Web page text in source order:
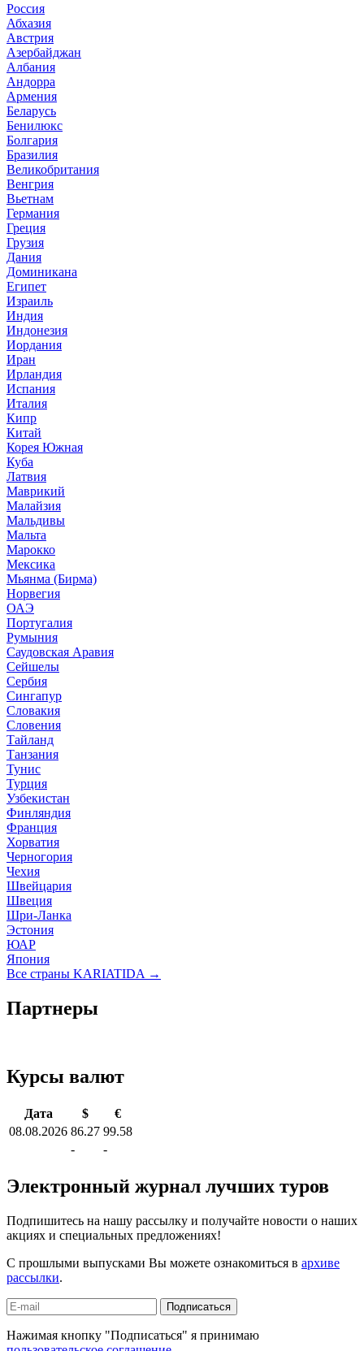
Россия
Абхазия
Австрия
Азербайджан
Албания
Андорра
Армения
Беларусь
Бенилюкс
Болгария
Бразилия
Великобритания
Венгрия
Вьетнам
Германия
Греция
Грузия
Дания
Доминикана
Египет
Израиль
Индия
Индонезия
Иордания
Иран
Ирландия
Испания
Италия
Кипр
Китай
Корея Южная
Куба
Латвия
Маврикий
Малайзия
Мальдивы
Мальта
Марокко
Мексика
Мьянма (Бирма)
Норвегия
ОАЭ
Португалия
Румыния
Саудовская Аравия
Сейшелы
Сербия
Сингапур
Словакия
Словения
Тайланд
Танзания
Тунис
Турция
Узбекистан
Финляндия
Франция
Хорватия
Черногория
Чехия
Швейцария
Швеция
Шри-Ланка
Эстония
ЮАР
Япония
Все страны KARIATIDA →
Партнеры
Курсы валют
Дата $
€
08.08.2026 86.27 99.58
-
-
Электронный журнал лучших туров
Подпишитесь на нашу рассылку и получайте новости о наших
акциях и специальных предложениях!
С прошлыми выпусками Вы можете ознакомиться в архиве
рассылки.
Подписаться
Нажимая кнопку "Подписаться" я принимаю